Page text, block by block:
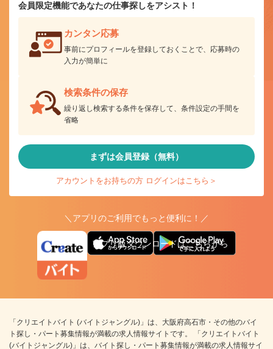
会員限定機能であなたの仕事探しをアシスト！
カンタン応募
事前にプロフィールを登録しておくことで、応募時の
入力が簡単に
検索条件の保存
繰り返し検索する条件を保存して、条件設定の手間を
省略
まずは会員登録（無料）
アカウントをお持ちの方 ログインはこちら＞
＼アプリのご利用でもっと便利に！／
アプリ版ダウンロードはこちらから
「クリエイトバイト (バイトジャングル)」は、大阪府高石市・その他のバイ
ト探し・パート募集情報が満載の求人情報サイトです。 「クリエイトバイト
(バイトジャングル)」は、バイト探し・パート募集情報が満載の求人情報サイ